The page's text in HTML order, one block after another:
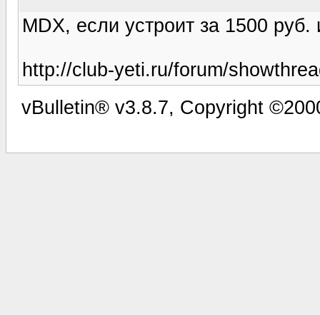
MDX, если устроит за 1500
http://club-yeti.ru/forum/
vBulletin® v3.8.7, Copyright